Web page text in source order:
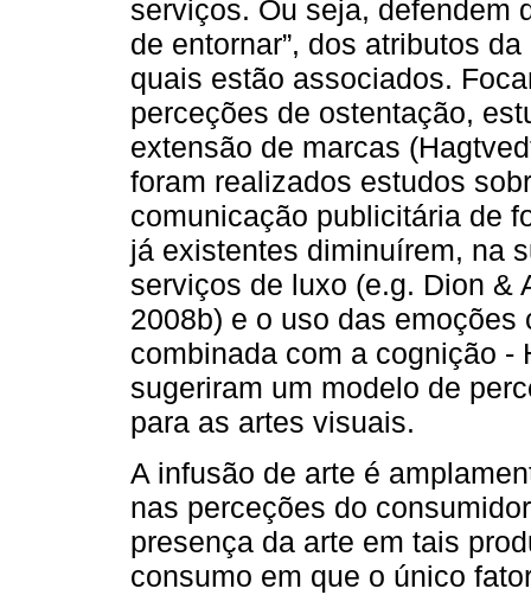
serviços. Ou seja, defendem
de entornar”, dos atributos
quais estão associados.
perceções de ostentação,
extensão de marcas
foram realizados estudos
comunicação publicitária de
já existentes diminuírem, na
serviços de luxo (e.g. Dion &
2008b) e o uso das
combinada com a cognição -
sugeriram um modelo de
para as artes visuais.
A infusão de arte é
nas perceções do
presença da arte em tais
consumo em que o único